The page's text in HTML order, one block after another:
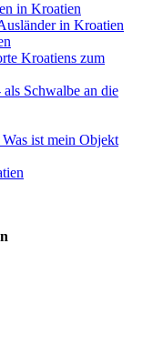
in Kroatien
in Kroatien
Kroatiens zum
Schwalbe an die
ist mein Objekt